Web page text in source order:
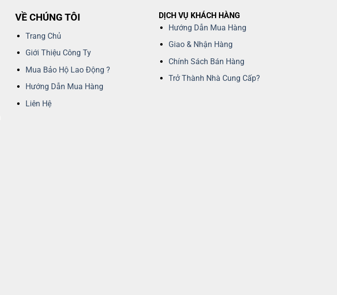
VỀ CHÚNG TÔI
Trang Chủ
Giới Thiệu Công Ty
Mua Bảo Hộ Lao Động ?
Hướng Dẫn Mua Hàng
Liên Hệ
DỊCH VỤ KHÁCH HÀNG
Hướng Dẫn Mua Hàng
Giao & Nhận Hàng
Chính Sách Bán Hàng
Trở Thành Nhà Cung Cấp?